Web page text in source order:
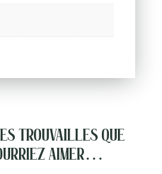
trouvailles que
aimer…